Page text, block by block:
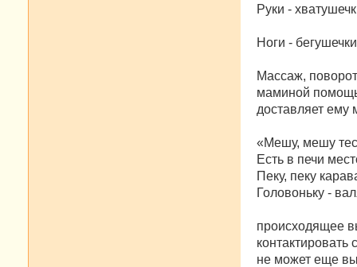
Руки -
Ноги -
Массаж,
маминой
доставляет ему
«Мешу, мешу
Есть в печи
Пеку, пеку
Головоньку -
происходящее
не может еще